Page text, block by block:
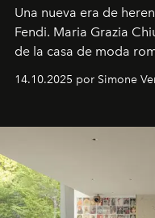
Una nueva era de
Fendi. Maria Grazia
de la casa de moda
14.10.2025 por Simone